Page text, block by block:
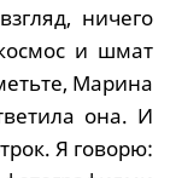
ничего
и шмат
Марина
она. И
Я говорю: